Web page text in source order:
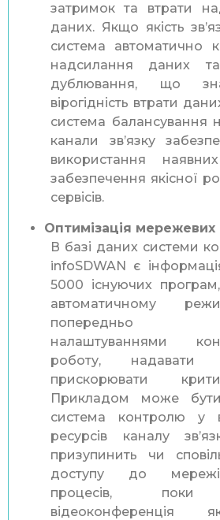
затримок та втрати
даних. Якщо якість
система автоматично
надсилання даних
дублювання, що
вірогідність втрати
система балансування
канали зв’язку
використання
забезпечення якісної
сервісів.
Оптимізація мережевих
В базі даних системи
infoSDWAN є
5000 існуючих
автоматичному
попередньо
налаштуваннями
роботу, надавати
прискорювати
Прикладом може
система контролю у
ресурсів каналу
призупинить чи
доступу до
процесів, поки
відеоконференція